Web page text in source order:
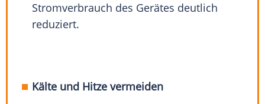
Stromverbrauch des Gerätes deutlich
reduziert.
Kälte und Hitze vermeiden